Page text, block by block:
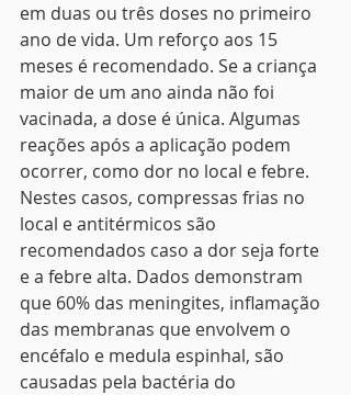
em duas ou três doses no primeiro
ano de vida. Um reforço aos 15
meses é recomendado. Se a criança
maior de um ano ainda não foi
vacinada, a dose é única. Algumas
reações após a aplicação podem
ocorrer, como dor no local e febre.
Nestes casos, compressas frias no
local e antitérmicos são
recomendados caso a dor seja forte
e a febre alta. Dados demonstram
que 60% das meningites, inflamação
das membranas que envolvem o
encéfalo e medula espinhal, são
causadas pela bactéria do